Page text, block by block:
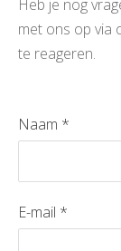
Heb je nog
met ons op via
te reageren.
Naam *
E-mail *